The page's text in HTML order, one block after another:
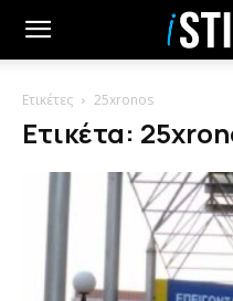
Ετικέτες 25xronos
Ετικέτα: